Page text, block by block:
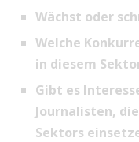
Wächst oder
Welche
in diesem
Gibt es
Journalisten,
Sektors